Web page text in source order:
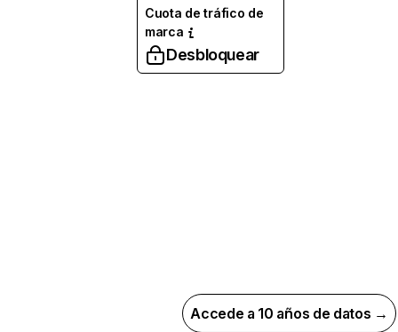
Cuota de tráfico de
marca
Desbloquear
Accede a 10 años de datos →